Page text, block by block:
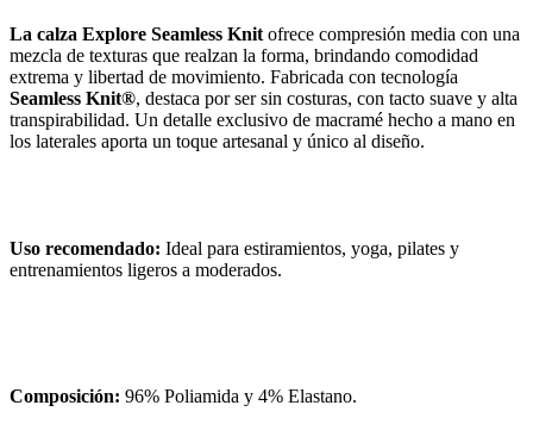
La calza Explore Seamless Knit ofrece compresión media con una
mezcla de texturas que realzan la forma, brindando comodidad
extrema y libertad de movimiento. Fabricada con tecnología
Seamless Knit®, destaca por ser sin costuras, con tacto suave y alta
transpirabilidad. Un detalle exclusivo de macramé hecho a mano en
los laterales aporta un toque artesanal y único al diseño.
Uso recomendado: Ideal para estiramientos, yoga, pilates y
entrenamientos ligeros a moderados.
Composición: 96% Poliamida y 4% Elastano.